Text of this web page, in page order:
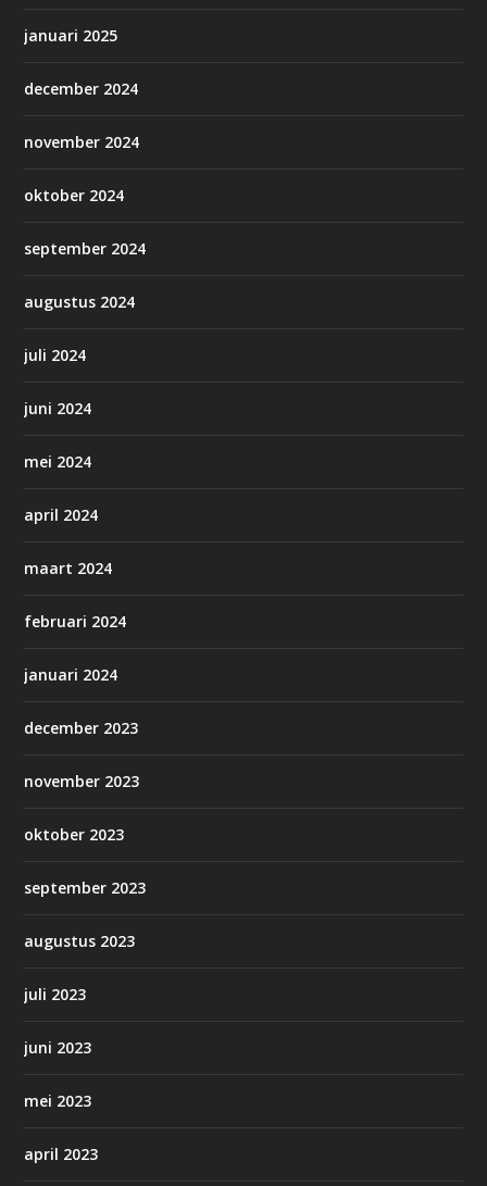
januari 2025
december 2024
november 2024
oktober 2024
september 2024
augustus 2024
juli 2024
juni 2024
mei 2024
april 2024
maart 2024
februari 2024
januari 2024
december 2023
november 2023
oktober 2023
september 2023
augustus 2023
juli 2023
juni 2023
mei 2023
april 2023